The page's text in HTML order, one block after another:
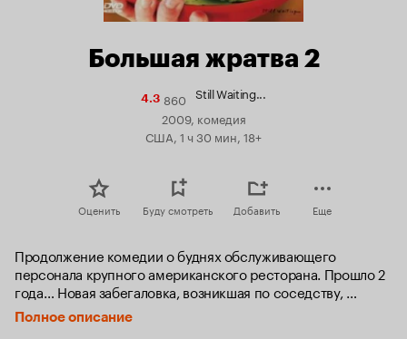
Большая жратва 2
4.3Рейтинг
Кинопоиска
860 Still Waiting...
2009, комедия
США, 1 ч 30 мин, 18+
Оценить Буду смотреть Добавить Еще
Продолжение комедии о буднях обслуживающего
персонала крупного американского ресторана. Прошло 2
года… Новая забегаловка, возникшая по соседству,
составляет серьезную конкуренцию ресторану. Туда
уходят «лучшие» официантки, потому, как юбки там
Полное описание